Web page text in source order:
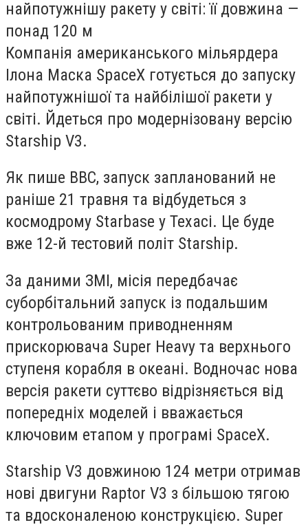
найпотужнішу ракету у світі: її довжина —
понад 120 м
Компанія американського мільярдера
Ілона Маска SpaceX готується до запуску
найпотужнішої та найбілішої ракети у
світі. Йдеться про модернізовану версію
Starship V3.
Як пише ВВС, запуск запланований не
раніше 21 травня та відбудеться з
космодрому Starbase у Техасі. Це буде
вже 12-й тестовий політ Starship.
За даними ЗМІ, місія передбачає
суборбітальний запуск із подальшим
контрольованим приводненням
прискорювача Super Heavy та верхнього
ступеня корабля в океані. Водночас нова
версія ракети суттєво відрізняється від
попередніх моделей і вважається
ключовим етапом у програмі SpaceX.
Starship V3 довжиною 124 метри отримав
нові двигуни Raptor V3 з більшою тягою
та вдосконаленою конструкцією. Super